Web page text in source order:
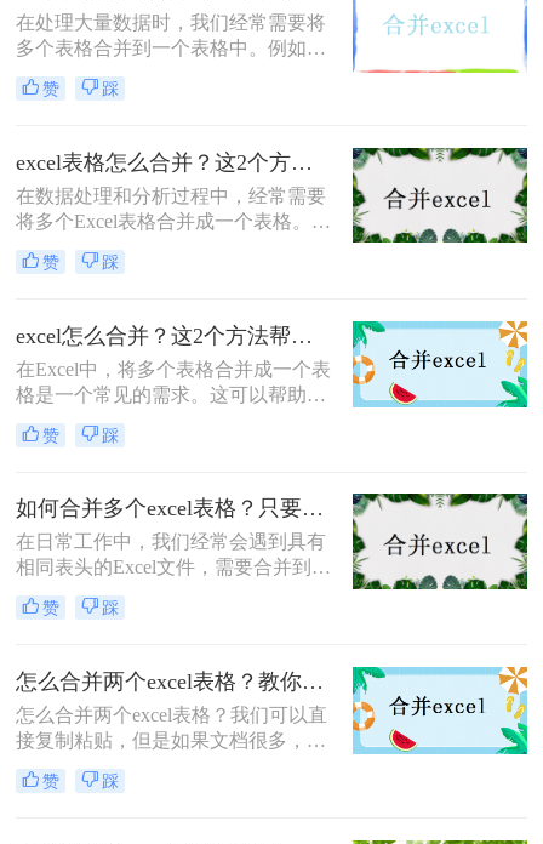
在处理大量数据时，我们经常需要将
多个表格合并到一个表格中。例如，
你可能手头有30个表格，每个表格都
包含相似的数据结构，现在你想将它
表格怎么合并到一个表格呢？下面将
介绍两种方法来实现这一目标。
赞 踩
excel表格怎么合并？这2个方法很简单！
在数据处理和分析过程中，经常需要
将多个Excel表格合并成一个表格。合
并表格不仅可以方便地管理和对比数
据，还可以提高工作效率。本文将介
松完成这项任务。
赞 踩
excel怎么合并？这2个方法帮你搞定！
在Excel中，将多个表格合并成一个表
格是一个常见的需求。这可以帮助我
们更方便地管理和分析数据，提高工
作效率。下面介绍excel怎么合并的方
赞 踩
如何合并多个excel表格？只要学会这几个方法！
在日常工作中，我们经常会遇到具有
相同表头的Excel文件，需要合并到相
同的工作表中进行分析。当文件较多
时，手动合并表通常是一件非常麻烦
的VBA经常卡住。今天我将分享如何
合并多个excel表格方法，让大家可以
快速高效的合并excel。
赞 踩
怎么合并两个excel表格？教你二招轻松搞定！
怎么合并两个excel表格？我们可以直
接复制粘贴，但是如果文档很多，复
制粘贴也解决不了的时候，那么不妨
试一下合并excel表格，那么问题来
赞 踩